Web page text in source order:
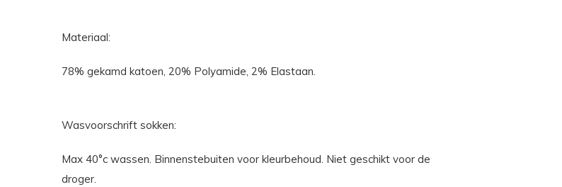
Materiaal:
78% gekamd katoen, 20% Polyamide, 2% Elastaan.
Wasvoorschrift sokken:
Max 40°c wassen. Binnenstebuiten voor kleurbehoud. Niet geschikt voor de
droger.